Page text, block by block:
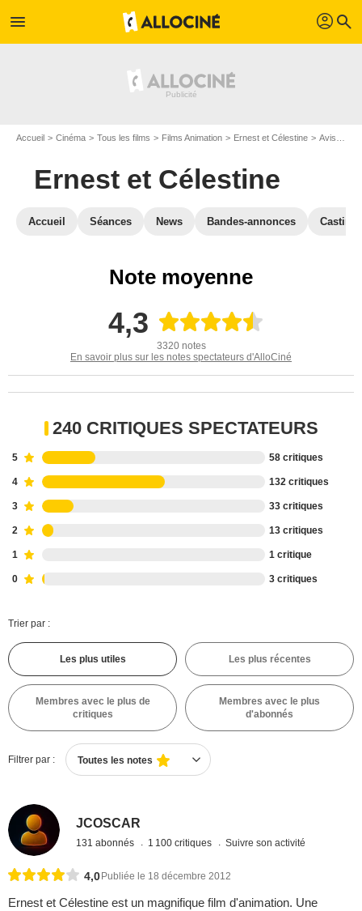
menu profil search
Accueil Cinéma Tous les films Films Animation Ernest et Célestine Avis Ernest et Célestine
Ernest et Célestine
Accueil Séances News Bandes-annonces Casting
Note moyenne
4,3
3320 notes
En savoir plus sur les notes spectateurs d'AlloCiné
240 CRITIQUES SPECTATEURS
5 58 critiques
4 132 critiques
3 33 critiques
2 13 critiques
1 1 critique
0 3 critiques
Trier par :
Les plus utiles Les plus récentes
Membres avec le plus de
critiques
Membres avec le plus
d'abonnés
Filtrer par : Toutes les notes
JCOSCAR
131 abonnés 1 100 critiques Suivre son activité
4,0 Publiée le 18 décembre 2012
Ernest et Célestine est un magnifique film d'animation. Une